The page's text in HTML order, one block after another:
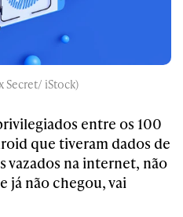
Secret/ iStock)
entre os 100
que tiveram dados de
vazados na internet, não
já não chegou, vai